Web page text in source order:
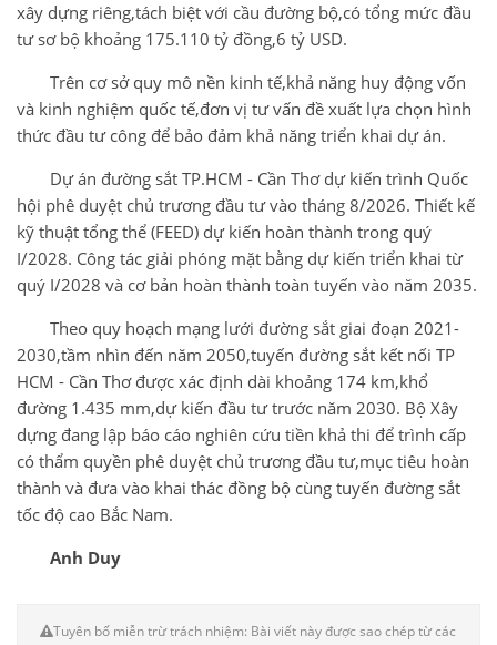
xây dựng riêng,tách biệt với cầu đường bộ,có tổng mức đầu
tư sơ bộ khoảng 175.110 tỷ đồng,6 tỷ USD.
Trên cơ sở quy mô nền kinh tế,khả năng huy động vốn
và kinh nghiệm quốc tế,đơn vị tư vấn đề xuất lựa chọn hình
thức đầu tư công để bảo đảm khả năng triển khai dự án.
Dự án đường sắt TP.HCM - Cần Thơ dự kiến trình Quốc
hội phê duyệt chủ trương đầu tư vào tháng 8/2026. Thiết kế
kỹ thuật tổng thể (FEED) dự kiến hoàn thành trong quý
I/2028. Công tác giải phóng mặt bằng dự kiến triển khai từ
quý I/2028 và cơ bản hoàn thành toàn tuyến vào năm 2035.
Theo quy hoạch mạng lưới đường sắt giai đoạn 2021-
2030,tầm nhìn đến năm 2050,tuyến đường sắt kết nối TP
HCM - Cần Thơ được xác định dài khoảng 174 km,khổ
đường 1.435 mm,dự kiến đầu tư trước năm 2030. Bộ Xây
dựng đang lập báo cáo nghiên cứu tiền khả thi để trình cấp
có thẩm quyền phê duyệt chủ trương đầu tư,mục tiêu hoàn
thành và đưa vào khai thác đồng bộ cùng tuyến đường sắt
tốc độ cao Bắc Nam.
Anh Duy
Tuyên bố miễn trừ trách nhiệm: Bài viết này được sao chép từ các